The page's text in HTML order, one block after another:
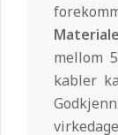
mellom
kabler